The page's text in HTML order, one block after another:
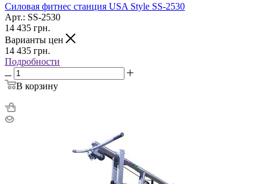
Силовая фитнес станция USA Style SS-2530
Арт.: SS-2530
14 435 грн.
Варианты цен
14 435 грн.
Подробности
В корзину